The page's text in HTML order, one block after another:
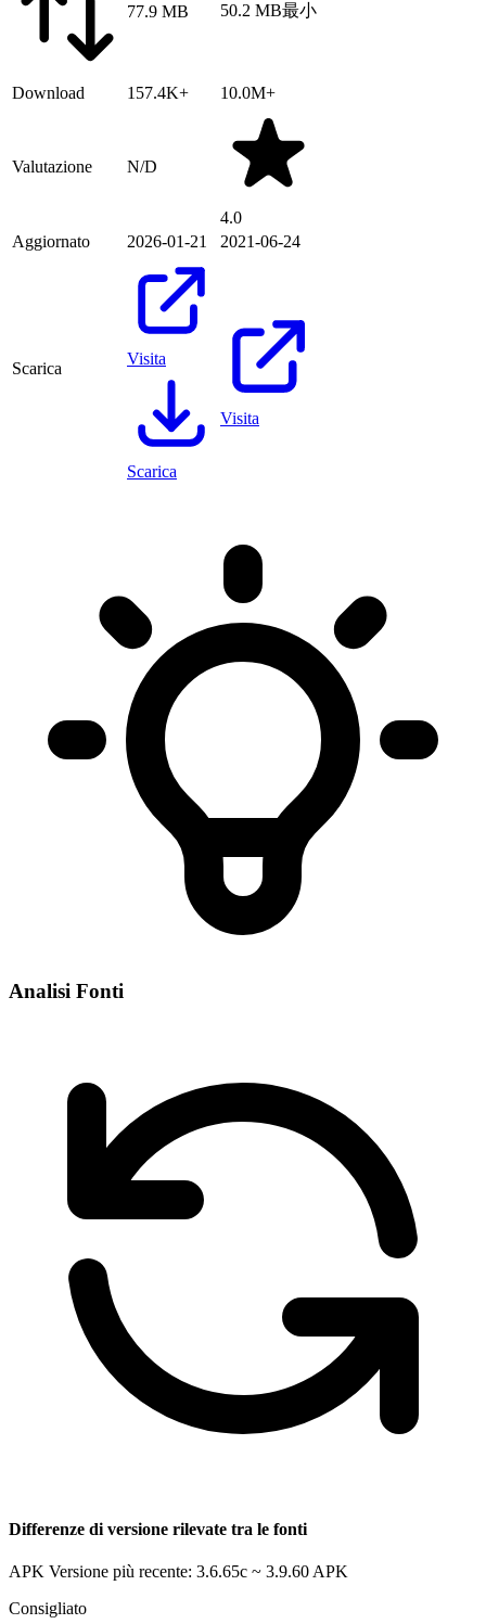
77.9 MB 50.2 MB最小
Download 157.4K+ 10.0M+
Valutazione N/D
4.0
Aggiornato
2026-01-21 2021-06-24
Scarica
Visita
Scarica
Visita
Analisi Fonti
Differenze di versione rilevate tra le fonti
APK Versione più recente: 3.6.65c ~ 3.9.60 APK
Consigliato